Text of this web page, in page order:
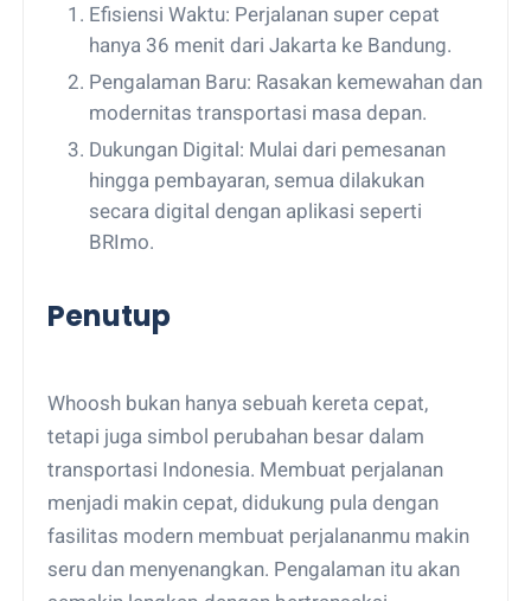
Efisiensi Waktu: Perjalanan super cepat
hanya 36 menit dari Jakarta ke Bandung.
Pengalaman Baru: Rasakan kemewahan dan
modernitas transportasi masa depan.
Dukungan Digital: Mulai dari pemesanan
hingga pembayaran, semua dilakukan
secara digital dengan aplikasi seperti
BRImo.
Penutup
Whoosh bukan hanya sebuah kereta cepat,
tetapi juga simbol perubahan besar dalam
transportasi Indonesia. Membuat perjalanan
menjadi makin cepat, didukung pula dengan
fasilitas modern membuat perjalananmu makin
seru dan menyenangkan. Pengalaman itu akan